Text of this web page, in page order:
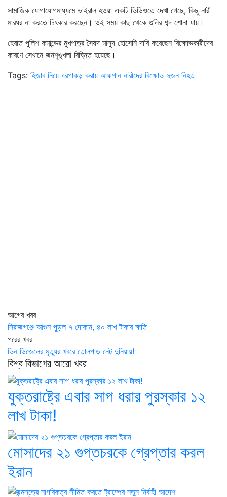
সামাজিক যোগাযোগমাধ্যমে ভাইরাল হওয়া একটি ভিডিওতে দেখা গেছে, কিছু নারী
মারধর না করতে চিৎকার করছেন। ওই সময় কাছ থেকে গুলির শব্দ শোনা যায়।
হেরাত পুলিশ কমান্ডের মুখপাত্র সৈয়দ মাসুদ হোসেনি দাবি করেছেন বিক্ষোভকারীদের
কারণে সেখানে জনশৃঙ্খলা বিঘ্নিত হয়েছে।
Tags: হিজাব নিয়ে ধরপাকড় করায় আফগান নারীদের বিক্ষোভ দুজন নিহত
আগের খবর
সিরাজগঞ্জে আগুন পুড়ল ৭ দোকান, ৪০ লাখ টাকার ক্ষতি
পরের খবর
ভিন ডিজেলের মৃত্যুর খবরে তোলপাড় নেট দুনিয়ায়!
বিশ্ব বিভাগের আরো খবর
যুক্তরাষ্ট্রে এবার সাপ ধরার পুরস্কার ১২
লাখ টাকা!
মোসাদের ২১ গুপ্তচরকে গ্রেপ্তার করল
ইরান